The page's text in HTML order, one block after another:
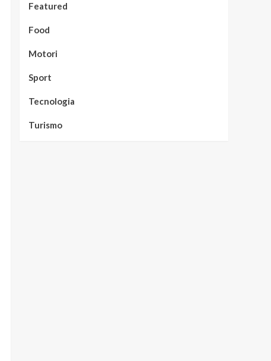
Featured
Food
Motori
Sport
Tecnologia
Turismo